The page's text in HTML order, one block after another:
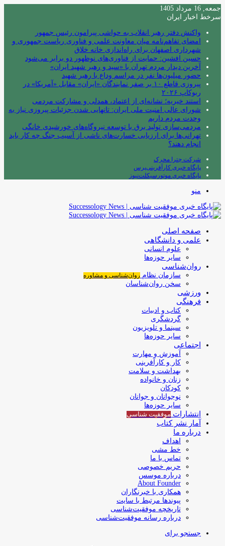
جمعه, 16 مرداد 1405
سرخط اخبار ایران
واکنش دفتر رهبر انقلاب به حواشی پیرامون رئیس جمهور
امضای تفاهم‌نامه میان معاونت علمی و فناوری ریاست جمهوری و
شهرداری اصفهان برای راه‌اندازی خانه خلاق
حسین افشین: حمایت از فناوری‌های نوظهور دو برابر می‌شود
آخرین دیدار مردم تهران با «سید و رهبر شهید ایران»
حضور میلیون‌ها نفر در مراسم وداع با رهبر شهید
پیروزی قاطع ۱۰ بر صفر نمایندگان «ایران» مقابل «آمریکا» در
ربوکاپ ۲۰۲۶
استند خیریه؛ نشانه‌ای از اعتماد، همدلی و مشارکت مردمی
شورای عالی امنیت ملی ایران: تانهایی شدن جزئیات پیروزی نیاز به
وحدت مردم داریم
مردمی‌سازی تولید برق با توسعه نیروگاه‌های خورشیدی خانگی
تهرانی‌ها برای ارزیابی خسارت‌های ناشی از آسیب جنگ چه کار باید
انجام دهند؟
شرکت چترا محرک
پایگاه خبری کارآفرینی‌پرس
پایگاه خبری موتورسیکلت‌نیوز
منو
صفحه اصلی
علمی و دانشگاهی
علوم انسانی
سایر حوزه‌ها
روان‌شناسی
سازمان نظام روان‌شناسی و مشاوره
سخن روان‌شناسان
ورزشی
فرهنگی
کتاب و ادبیات
گردشگری
سینما و تلویزیون
سایر حوزه‌ها
اجتماعی
آموزش و مهارت
کار و کارآفرینی
بهداشت و سلامت
زنان و خانواده
کودکان
نوجوانان و جوانان
سایر حوزه‌ها
انتشارات موفقیت‌ شناسی
آمار نشر کتاب
درباره ما
اهداف
خط مشی
تماس با ما
حریم خصوصی
درباره موسس
About Founder
همکاری با خبرنگاران
پیوندها مرتبط با سایت
تاریخچه موفقیت‌شناسی
درباره رسانه موفقیت‌شناسی
جستجو برای